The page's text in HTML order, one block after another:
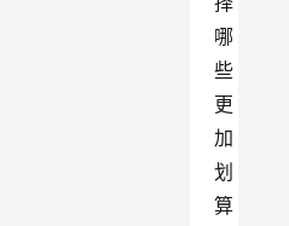
哪
些
更
加
划
算